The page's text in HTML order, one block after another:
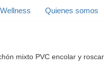
Quienes somos
mixto PVC encolar y